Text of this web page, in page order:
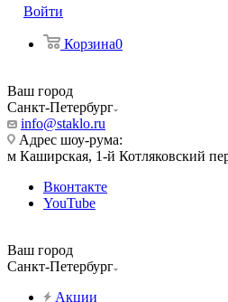
Войти
Корзина0
Ваш город
Санкт-Петербург
info@staklo.ru
Адрес шоу-рума:
м Каширская, 1-й Котляковский
Вконтакте
YouTube
Ваш город
Санкт-Петербург
Акции